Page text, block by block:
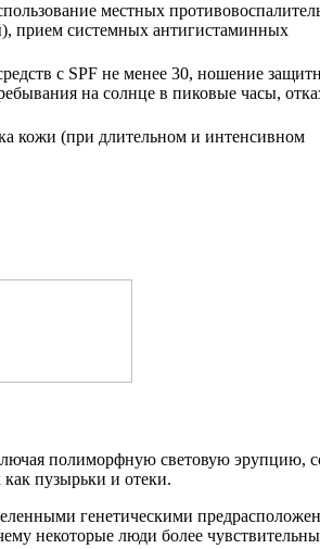
местных
прием системных антигистаминных
с SPF не менее 30, ношение
на солнце в пиковые часы,
кожи (при длительном и интенсивном
полиморфную световую эрупцию,
как пузырьки и отеки.
генетическими
некоторые люди более